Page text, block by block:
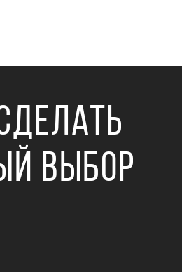
ВЫБОР